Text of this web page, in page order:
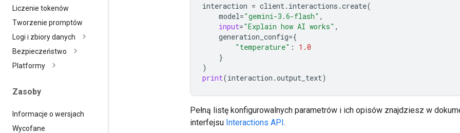
Liczenie tokenów
Tworzenie promptów
Logi i zbiory danych
Bezpieczeństwo
Platformy
Zasoby
Informacje o wersjach
Wycofane
interaction = client. interactions .create(
model="gemini-3.6-flash" ,
input="Explain how AI works" ,
generation_config={
"temperature" :
1.0
}
)
print(interaction .output_text)
Pełną listę konfigurowalnych parametrów i ich opisów znajdziesz w
interfejsu Interactions API.